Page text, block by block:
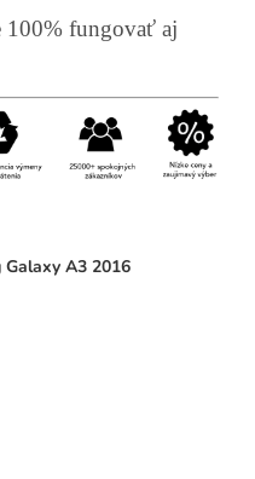
100% fungovať aj
Galaxy A3 2016